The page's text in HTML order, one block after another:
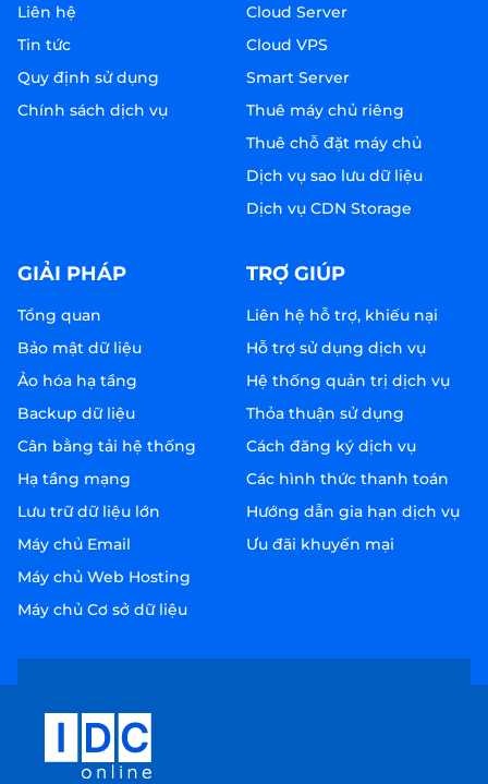
Liên hệ
Tin tức
Quy định sử dụng
Chính sách dịch vụ
Cloud Server
Cloud VPS
Smart Server
Thuê máy chủ riêng
Thuê chỗ đặt máy chủ
Dịch vụ sao lưu dữ liệu
Dịch vụ CDN Storage
GIẢI PHÁP
Tổng quan
Bảo mật dữ liệu
Ảo hóa hạ tầng
Backup dữ liệu
Cân bằng tải hệ thống
Hạ tầng mạng
Lưu trữ dữ liệu lớn
Máy chủ Email
Máy chủ Web Hosting
Máy chủ Cơ sở dữ liệu
TRỢ GIÚP
Liên hệ hỗ trợ, khiếu nại
Hỗ trợ sử dụng dịch vụ
Hệ thống quản trị dịch vụ
Thỏa thuận sử dụng
Cách đăng ký dịch vụ
Các hình thức thanh toán
Hướng dẫn gia hạn dịch vụ
Ưu đãi khuyến mại